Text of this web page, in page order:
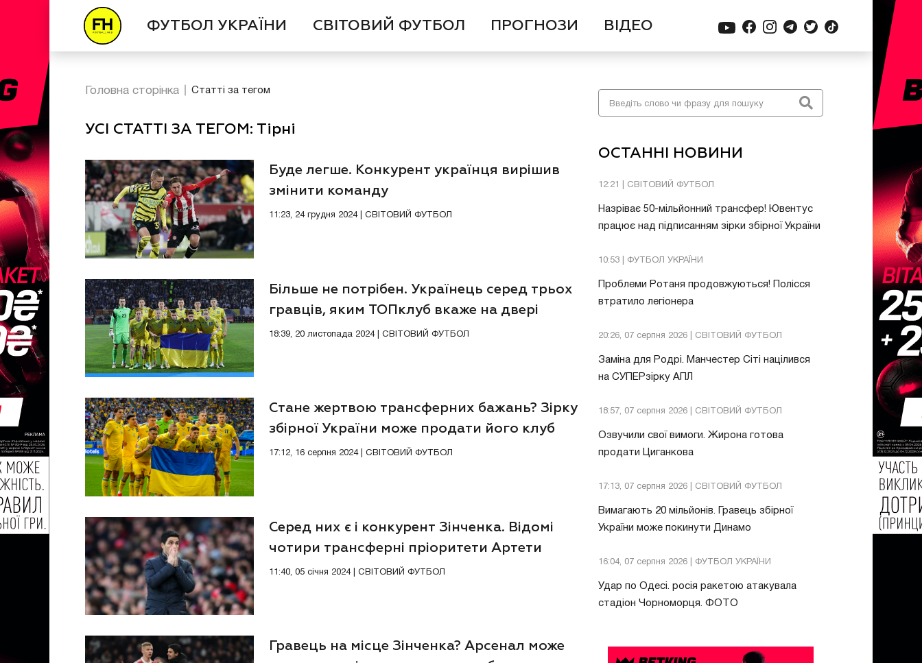
ФУТБОЛ УКРАЇНИ СВІТОВИЙ ФУТБОЛ ПРОГНОЗИ ВІДЕО
ОСТАННІ НОВИНИ
12:21 | СВІТОВИЙ ФУТБОЛ
Назріває 50-мільйонний трансфер! Ювентус
працює над підписанням зірки збірної України
10:53 | ФУТБОЛ УКРАЇНИ
Проблеми Ротаня продовжуються! Полісся
втратило легіонера
20:26, 07 серпня 2026 | СВІТОВИЙ ФУТБОЛ
Заміна для Родрі. Манчестер Сіті націлився
на СУПЕРзірку АПЛ
18:57, 07 серпня 2026 | СВІТОВИЙ ФУТБОЛ
Озвучили свої вимоги. Жирона готова
продати Циганкова
17:13, 07 серпня 2026 | СВІТОВИЙ ФУТБОЛ
Вимагають 20 мільйонів. Гравець збірної
України може покинути Динамо
16:04, 07 серпня 2026 | ФУТБОЛ УКРАЇНИ
Удар по Одесі. росія ракетою атакувала
стадіон Чорноморця. ФОТО
Головна сторінка Статті за тегом
УСІ СТАТТІ ЗА ТЕГОМ: Тірні
Буде легше. Конкурент українця вирішив
змінити команду
11:23, 24 грудня 2024 | СВІТОВИЙ ФУТБОЛ
Більше не потрібен. Українець серед трьох
гравців, яким ТОПклуб вкаже на двері
18:39, 20 листопада 2024 | СВІТОВИЙ ФУТБОЛ
Стане жертвою трансферних бажань? Зірку
збірної України може продати його клуб
17:12, 16 серпня 2024 | СВІТОВИЙ ФУТБОЛ
Серед них є і конкурент Зінченка. Відомі
чотири трансферні пріоритети Артети
11:40, 05 січня 2024 | СВІТОВИЙ ФУТБОЛ
Гравець на місце Зінченка? Арсенал може